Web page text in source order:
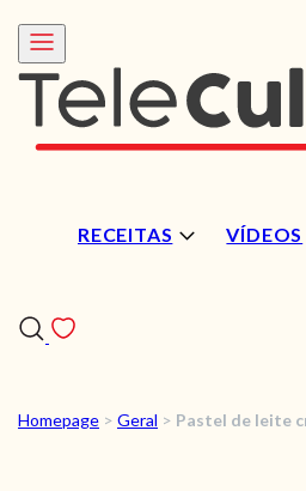
RECEITAS VÍDEOS
Homepage > Geral > Pastel de leite